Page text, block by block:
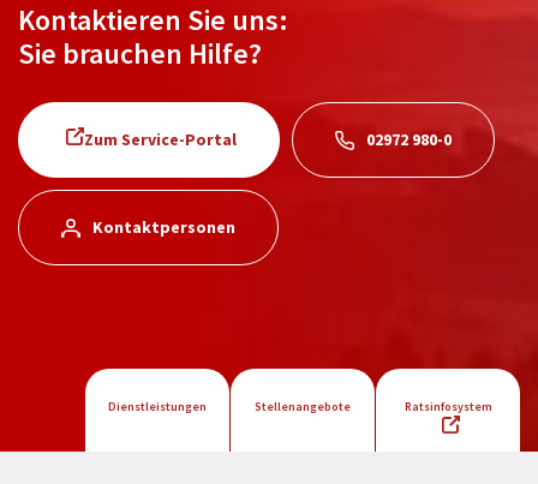
Kontaktieren Sie uns:
Sie brauchen Hilfe?
Zum Service-Portal 02972 980-0
Kontaktpersonen
Dienstleistungen Stellenangebote Ratsinfosystem